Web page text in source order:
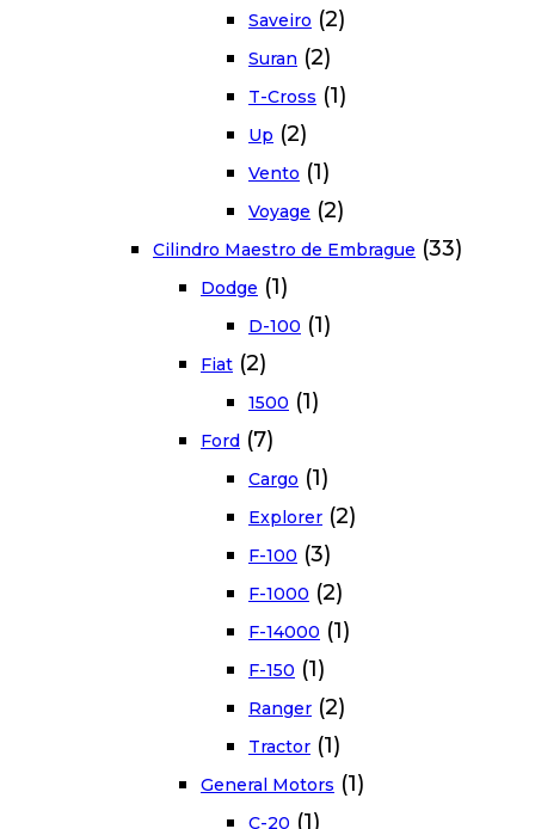
Saveiro (2)
Suran (2)
T-Cross (1)
Up (2)
Vento (1)
Voyage (2)
Cilindro Maestro de Embrague (33)
Dodge (1)
D-100 (1)
Fiat (2)
1500 (1)
Ford (7)
Cargo (1)
Explorer (2)
F-100 (3)
F-1000 (2)
F-14000 (1)
F-150 (1)
Ranger (2)
Tractor (1)
General Motors (1)
C-20 (1)